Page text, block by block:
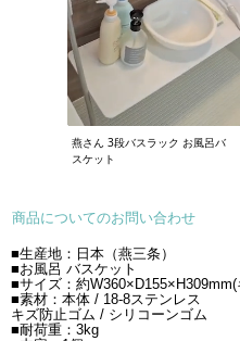
燕さん 3段バスラック お風呂バ
スケット
商品についてのお問い合わせ
■生産地：日本（燕三条）
■お風呂 バスケット
■サイズ：約
■素材：本体 / 18-8ステンレス
キズ防止ゴム / シリコーンゴム
■耐荷重：3kg